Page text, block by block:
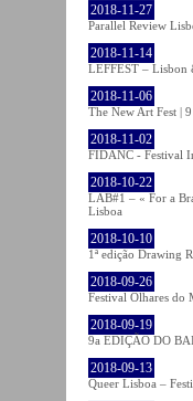
2018-11-27
Parallel Review
2018-11-14
LEFFEST – Lisbon
2018-11-06
The New Art Fest |
2018-11-02
FIDANC - Festival
2018-10-22
LAB#1 – « For a
Lisboa
2018-10-10
1ª edição Drawing
2018-09-26
Festival Olhares do
2018-09-19
9a EDIÇÃO DO
2018-09-13
Queer Lisboa –